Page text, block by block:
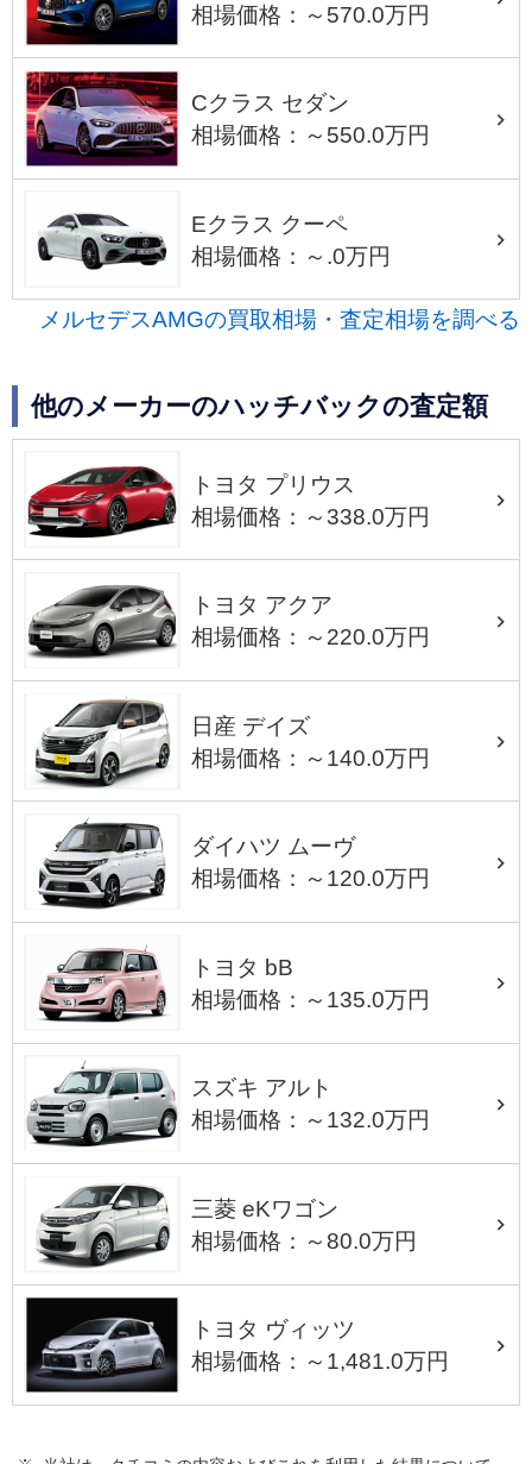
相場価格：～570.0万円
Cクラス セダン
相場価格：～550.0万円
Eクラス クーペ
相場価格：～.0万円
メルセデスAMGの買取相場・査定相場を調べる
他のメーカーのハッチバックの査定額
トヨタ プリウス
相場価格：～338.0万円
トヨタ アクア
相場価格：～220.0万円
日産 デイズ
相場価格：～140.0万円
ダイハツ ムーヴ
相場価格：～120.0万円
トヨタ bB
相場価格：～135.0万円
スズキ アルト
相場価格：～132.0万円
三菱 eKワゴン
相場価格：～80.0万円
トヨタ ヴィッツ
相場価格：～1,481.0万円